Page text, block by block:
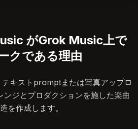
がGrok Music上で
クである理由
キストpromptまたは写真アップロ
ンジとプロダクションを施した楽曲
を作成します。